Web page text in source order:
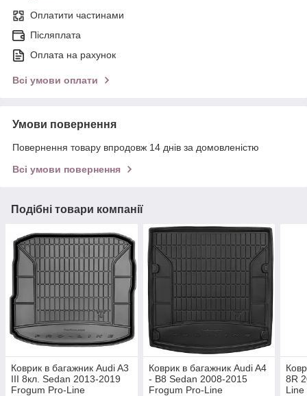
Оплатити частинами
Післяплата
Оплата на рахунок
Всі умови оплати
Умови повернення
Повернення товару впродовж 14 днів за домовленістю
Всі умови повернення
Подібні товари компанії
Коврик в багажник Audi A3
III 8кл. Sedan 2013-2019
Frogum Pro-Line
Коврик в багажник Audi A4
- B8 Sedan 2008-2015
Frogum Pro-Line
8R
Line